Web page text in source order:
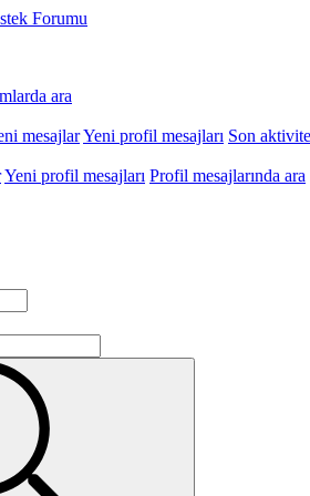
Forumu
ara
mesajlarYeni profil mesajları Son
Yeni profil mesajları Profil mesajlarında ara